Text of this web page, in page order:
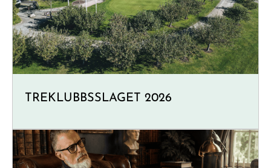
TREKLUBBSSLAGET 2026